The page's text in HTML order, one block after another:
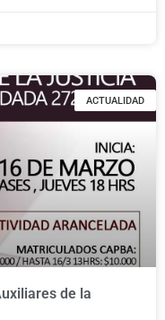
ACTUALIDAD
de la